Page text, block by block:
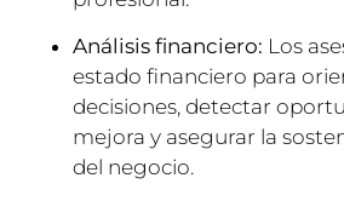
Análisis financiero: Los
estado financiero para
decisiones, detectar
mejora y asegurar la
del negocio.